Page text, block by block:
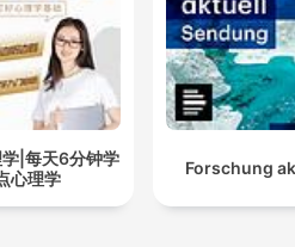
|每天6分钟学
心理学
Forschung